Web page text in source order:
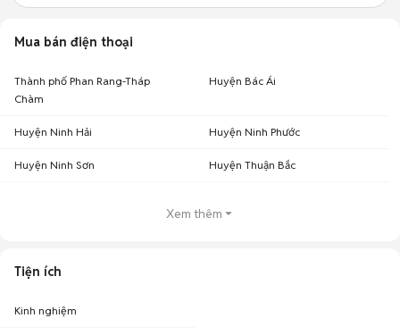
Mua bán điện thoại
Thành phố Phan Rang-Tháp
Chàm
Huyện Bác Ái
Huyện Ninh Hải Huyện Ninh Phước
Huyện Ninh Sơn Huyện Thuận Bắc
Xem thêm
Tiện ích
Kinh nghiệm